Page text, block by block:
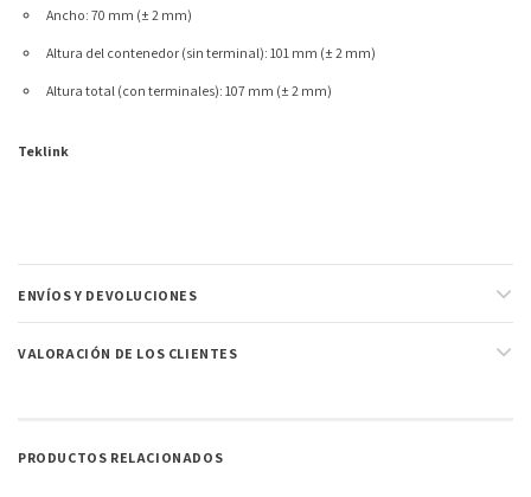
Ancho: 70 mm (± 2 mm)
Altura del contenedor (sin terminal): 101 mm (± 2 mm)
Altura total (con terminales): 107 mm (± 2 mm)
Teklink
ENVÍOS Y DEVOLUCIONES
VALORACIÓN DE LOS CLIENTES
PRODUCTOS RELACIONADOS